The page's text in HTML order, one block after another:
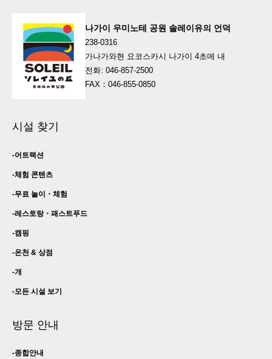
나가이 우미노테 공원 솔레이유의 언덕
238-0316
가나가와현 요코스카시 나가이 4초메 내
전화: 046-857-2500
FAX：046-855-0850
시설 찾기
어트랙션
체험 콘텐츠
무료 놀이・ 체험
레스토랑・ 패스트푸드
캠핑
온천 & 상점
개
모든 시설 보기
방문 안내
종합안내